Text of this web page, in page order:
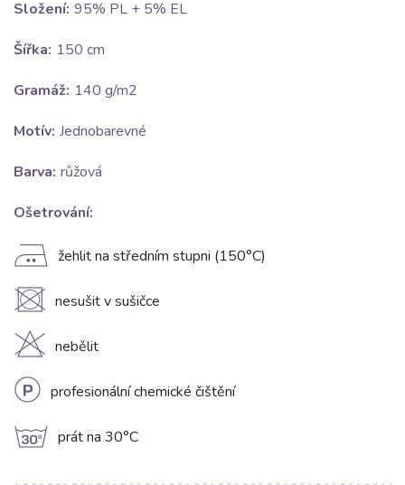
Složení: 95% PL + 5% EL
Šířka: 150 cm
Gramáž: 140 g/m2
Motív: Jednobarevné
Barva: růžová
Ošetrování:
E žehlit na středním stupni (150°C)
U nesušit v sušičce
H nebělit
L profesionální chemické čištění
g prát na 30°C